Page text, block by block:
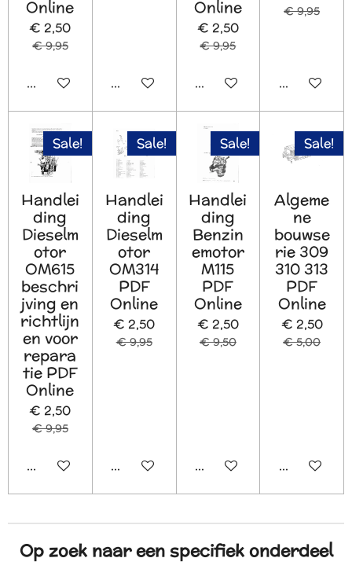
Online
€ 2,50
€ 9,95
In winkelwagenIn winkelwagen
Online
€ 2,50
€ 9,95
In winkelwagen
€ 9,95
In
Sale!
Handlei
ding
Dieselm
otor
OM615
beschri
jving en
richtlijn
en voor
repara
tie PDF
Online
€ 2,50
€ 9,95
In winkelwagen
Sale!
Handlei
ding
Dieselm
otor
OM314
PDF
Online
€ 2,50
€ 9,95
In winkelwagen
Sale!
Handlei
ding
Benzin
emotor
M115
PDF
Online
€ 2,50
€ 9,50
In winkelwagen
Sale!
Algeme
ne
bouwse
rie 309
310 313
PDF
Online
€ 2,50
€ 5,00
In
Op zoek naar een specifiek onderdeel